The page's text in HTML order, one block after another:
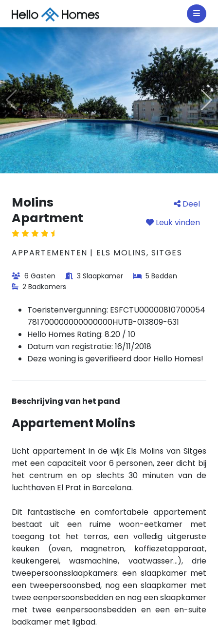
Molins
Apartment
Deel
Leuk vinden
APPARTEMENTEN | ELS MOLINS, SITGES
6 Gasten 3 Slaapkamer
5 Bedden
2 Badkamers
Toeristenvergunning: ESFCTU00000810700054
781700000000000000HUTB-013809-631
Hello Homes Rating: 8.20 / 10
Datum van registratie: 16/11/2018
Deze woning is geverifieerd door Hello Homes!
Beschrijving van het pand
Appartement Molins
Licht appartement in de wijk Els Molins van Sitges
met een capaciteit voor 6 personen, zeer dicht bij
het centrum en op slechts 30 minuten van de
luchthaven El Prat in Barcelona.
Dit fantastische en comfortabele appartement
bestaat uit een ruime woon-eetkamer met
toegang tot het terras, een volledig uitgeruste
keuken (oven, magnetron, koffiezetapparaat,
keukengerei, wasmachine, vaatwasser...), drie
tweepersoonsslaapkamers: een slaapkamer met
een tweepersoonsbed, nog een slaapkamer met
twee eenpersoonsbedden en nog een slaapkamer
met twee eenpersoonsbedden en een en-suite
badkamer met ligbad.